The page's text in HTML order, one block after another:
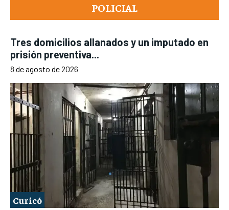
POLICIAL
Tres domicilios allanados y un imputado en
prisión preventiva...
8 de agosto de 2026
Curicó